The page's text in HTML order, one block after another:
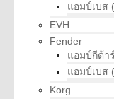
แอมป์เบส
EVH
Fender
แอมป์กีต้า
แอมป์เบส
Korg